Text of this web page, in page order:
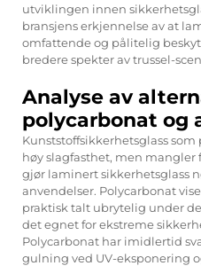
utviklingen innen
bransjens erkjennelse av at
omfattende og pålitelig
bredere spekter av trussel-
Analyse av
polycarbonat og
Kunststoffsikkerhetsglass
høy slagfasthet, men mangler
gjør laminert sikkerhetsglass
anvendelser. Polycarbonat
praktisk talt ubrytelig under
det egnet for ekstreme
Polycarbonat har imidlertid
gulning ved UV-eksponering